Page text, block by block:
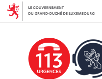
Aller
Aller
LANGUE